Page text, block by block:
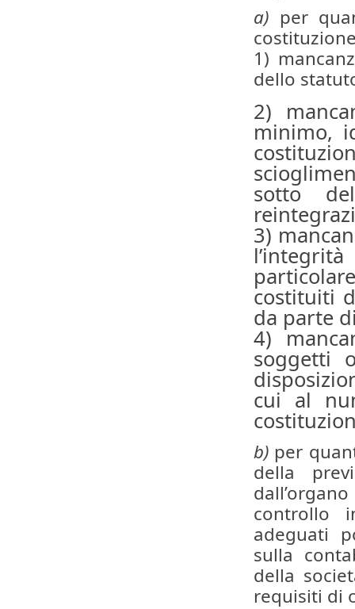
a) per
1)
dello
2)
minimo,
sotto
3)
costituiti
da parte
4)
soggetti
cui al
b) per
della
controllo
adeguati
sulla
della
requisiti di